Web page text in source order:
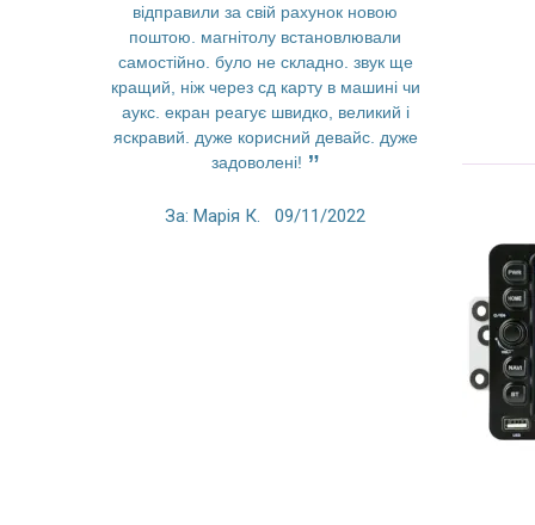
відправили за свій рахунок новою
поштою. магнітолу встановлювали
самостійно. було не складно. звук ще
кращий, ніж через сд карту в машині чи
аукс. екран реагує швидко, великий і
яскравий. дуже корисний девайс. дуже
задоволені!
За: Марія К. 09/11/2022